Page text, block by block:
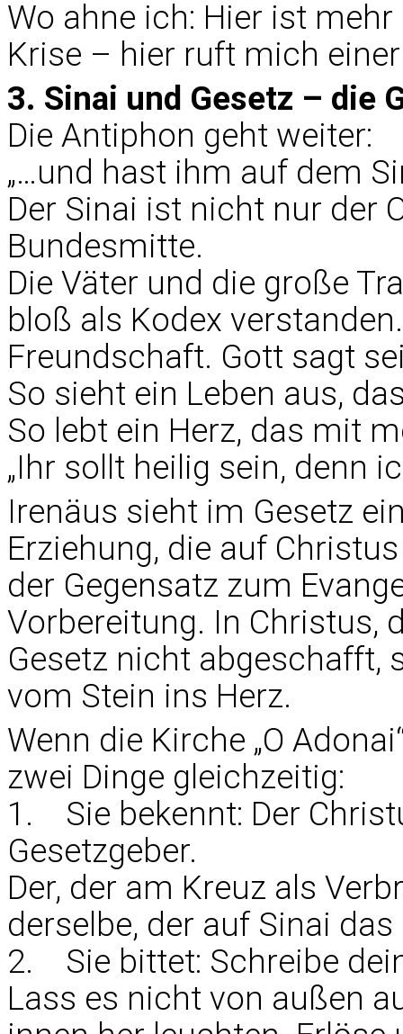
Wo ahne ich: Hier ist
Krise – hier ruft mich
3. Sinai und Gesetz – die
Die Antiphon geht weiter:
„…und hast ihm auf dem
Der Sinai ist nicht nur der
Bundesmitte.
Die Väter und die große
bloß als Kodex
Freundschaft. Gott sagt
So sieht ein Leben aus,
So lebt ein Herz, das mit
„Ihr sollt heilig sein, denn
Irenäus sieht im Gesetz
Erziehung, die auf
der Gegensatz zum
Vorbereitung. In Christus,
Gesetz nicht abgeschafft,
vom Stein ins Herz.
Wenn die Kirche „O
zwei Dinge gleichzeitig:
1. Sie bekennt: Der
Gesetzgeber.
Der, der am Kreuz als
derselbe, der auf Sinai das
2. Sie bittet: Schreibe
Lass es nicht von außen